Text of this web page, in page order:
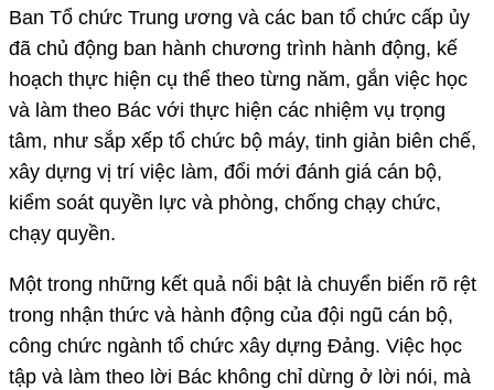
Ban Tổ chức Trung ương và các ban tổ chức cấp ủy
đã chủ động ban hành chương trình hành động, kế
hoạch thực hiện cụ thể theo từng năm, gắn việc học
và làm theo Bác với thực hiện các nhiệm vụ trọng
tâm, như sắp xếp tổ chức bộ máy, tinh giản biên chế,
xây dựng vị trí việc làm, đổi mới đánh giá cán bộ,
kiểm soát quyền lực và phòng, chống chạy chức,
chạy quyền.
Một trong những kết quả nổi bật là chuyển biến rõ rệt
trong nhận thức và hành động của đội ngũ cán bộ,
công chức ngành tổ chức xây dựng Đảng. Việc học
tập và làm theo lời Bác không chỉ dừng ở lời nói, mà